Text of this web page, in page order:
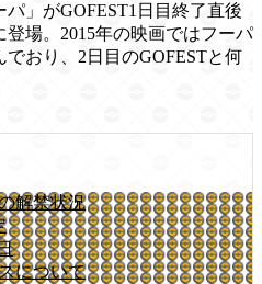
」がGOFEST1日目終了直後
場。2015年の映画ではフーパ
おり、2日目のGOFESTと何
解禁状況
について